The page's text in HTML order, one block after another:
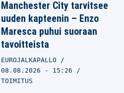
Manchester City tarvitsee
uuden kapteenin – Enzo
Maresca puhui suoraan
tavoitteista
EUROJALKAPALLO
08.08.2026 - 15:26
TOIMITUS